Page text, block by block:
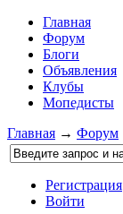
Главная
Форум
Блоги
Объявления
Клубы
Мопедисты
Главная → Форум
Регистрация
Войти